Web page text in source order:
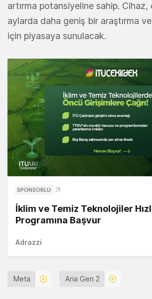
artırma potansiyeline sahip. Cihaz,
aylarda daha geniş bir araştırma
için piyasaya sunulacak.
SPONSORLU
İklim ve Temiz Teknolojiler
Programına Başvur
Adrazzi
Meta Aria Gen 2